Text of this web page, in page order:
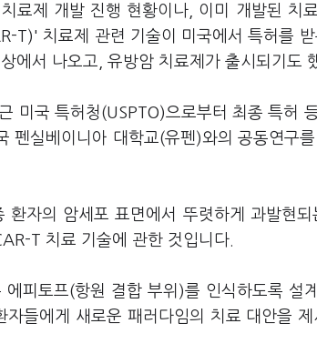
료제 개발 진행 현황이나, 이미 개발된 치
T)' 치료제 관련 기술이 미국에서 특허를 받
에서 나오고, 유방암 치료제가 출시되기도
미국 특허청(USPTO)으로부터 최종 특허
펜실베이니아 대학교(유펜)와의 공동연구
환자의 암세포 표면에서 뚜렷하게 과발현
T 치료 기술에 관한 것입니다.
피토프(항원 결합 부위)를 인식하도록 설
들에게 새로운 패러다임의 치료 대안을 제